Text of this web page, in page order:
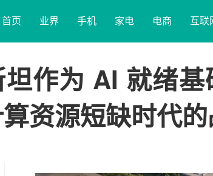
首页 业界 手机 家电 电商 互联
作为 AI 就绪
资源短缺时代